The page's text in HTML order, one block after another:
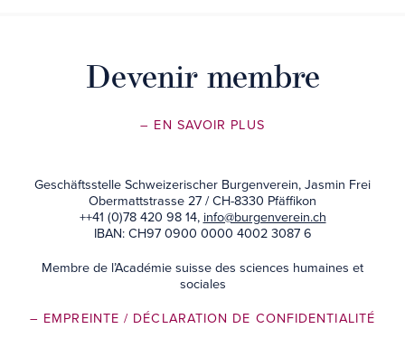
Devenir membre
– EN SAVOIR PLUS
Geschäftsstelle Schweizerischer Burgenverein, Jasmin Frei
Obermattstrasse 27 / CH-8330 Pfäffikon
++41 (0)78 420 98 14, info@burgenverein.ch
IBAN: CH97 0900 0000 4002 3087 6
Membre de l’Académie suisse des sciences humaines et
sociales
– EMPREINTE/ DÉCLARATION DE CONFIDENTIALITÉ